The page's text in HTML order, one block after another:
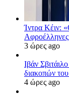
Ίντρα Κέιν:
Αφροέλληνες
3 ώρες ago
Ιβάν
διακοπών
4 ώρες ago